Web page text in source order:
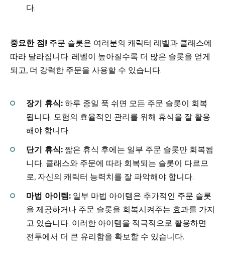
다.
중요한 점! 주문 슬롯은 여러분의 캐릭터 레벨과 클래스에
따라 달라집니다. 레벨이 높아질수록 더 많은 슬롯을 얻게
되고, 더 강력한 주문을 사용할 수 있습니다.
장기 휴식: 하루 종일 푹 쉬면 모든 주문 슬롯이 회복
됩니다. 모험의 효율적인 관리를 위해 휴식을 잘 활용
해야 합니다.
단기 휴식: 짧은 휴식 후에는 일부 주문 슬롯만 회복됩
니다. 클래스와 주문에 따라 회복되는 슬롯이 다르므
로, 자신의 캐릭터 능력치를 잘 파악해야 합니다.
마법 아이템: 일부 마법 아이템은 추가적인 주문 슬롯
을 제공하거나 주문 슬롯을 회복시켜주는 효과를 가지
고 있습니다. 이러한 아이템을 적극적으로 활용하면
전투에서 더 큰 유리함을 확보할 수 있습니다.